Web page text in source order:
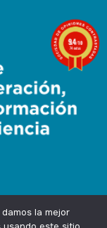
la mejor
9.4/10
74 notas